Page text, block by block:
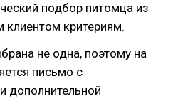
подбор питомца из
клиентом критериям.
не одна, поэтому на
письмо с
дополнительной